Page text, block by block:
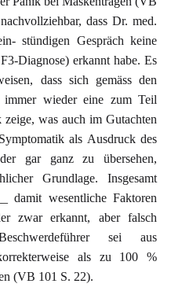
dass Dr. med.
stündigen Gespräch keine
Diagnose) erkannt habe. Es
dass sich gemäss den
immer wieder eine zum Teil
was auch im Gutachten
als Ausdruck des
gar ganz zu übersehen,
Grundlage. Insgesamt
damit wesentliche Faktoren
zwar erkannt, aber falsch
sei aus
als zu 100 %
(VB 101 S. 22).